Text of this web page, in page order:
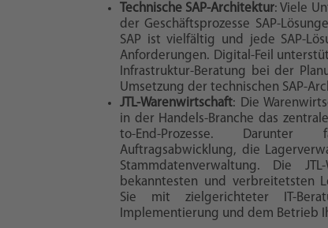
Technische SAP-Architektur: Viele
der Geschäftsprozesse SAP-
SAP ist vielfältig und jede SAP-
Anforderungen. Digital-Feil
Infrastruktur-Beratung bei der
Umsetzung der technischen SAP-
JTL-Warenwirtschaft: Die
in der Handels-Branche das
to-End-Prozesse.
Auftragsabwicklung, die
Stammdatenverwaltung. Die
bekanntesten und verbreitetsten
Sie mit zielgerichteter IT-
Implementierung und dem Betrieb